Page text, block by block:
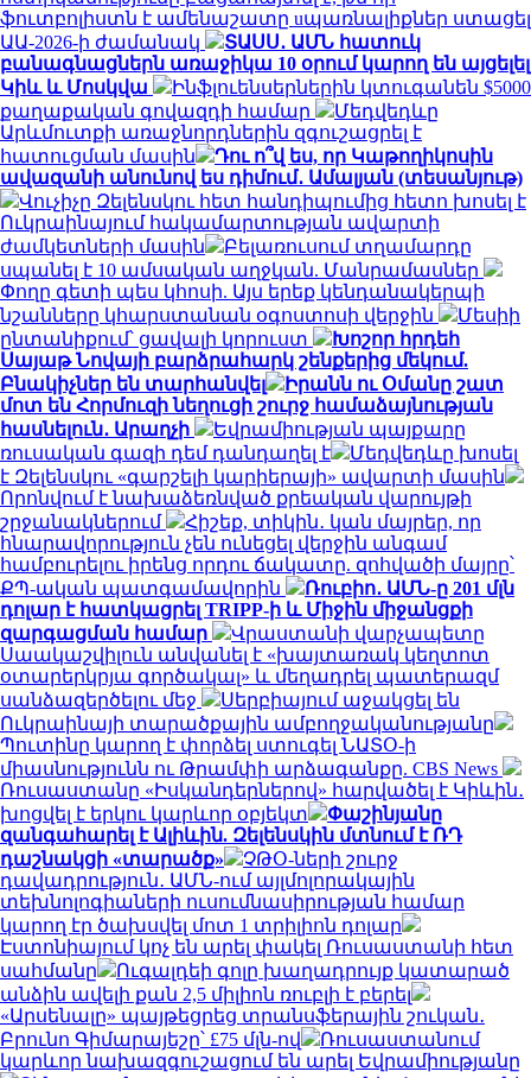
ֆուտբոլիստն է ամենաշատը uպառնալիքներ ստացել
ԱԱ-2026-ի ժամանակ
ՏԱՍՍ․ ԱՄՆ հատուկ
բանագնացներն առաջիկա 10 օրում կարող են այցելել
Կիև և Մոսկվա
Ինֆլուենսերներին կտուգանեն $5000
քաղաքական գովազդի համար
Մեդվեդևը
Արևմուտքի առաջնորդներին զգուշացրել է
հատուցման մասին
Դու ո՞վ ես, որ Կաթողիկոսին
ավազանի անունով ես դիմում․ Ամալյան (տեսանյութ)
Վուչիչը Զելենսկու հետ հանդիպումից հետո խոսել է
Ուկրաինայում հակամարտության ավարտի
ժամկետների մասին
Բելառուսում տղամարդը
սպանել է 10 ամսական աղջկան. Մանրամասներ
Փողը գետի պես կհոսի. Այս երեք կենդանակերպի
նշանները կհարստանան օգոստոսի վերջին
Մեսիի
ընտանիքում՝ ցավալի կորուստ
Խոշոր հրդեհ
Սայաթ Նովայի բարձրահարկ շենքերից մեկում.
Բնակիչներ են տարհանվել
Իրանն ու Օմանը շատ
մոտ են Հորմուզի նեղուցի շուրջ համաձայնության
հասնելուն․ Արաղչի
Եվրամիության պայքարը
ռուսական գազի դեմ դանդաղել է
Մեդվեդևը խոսել
է Զելենսկու «գարշելի կարիերայի» ավարտի մասին
Որոնվում է նախաձեռնված քրեական վարույթի
շրջանակներում
Հիշեք, տիկին․ կան մայրեր, որ
հնարավորություն չեն ունեցել վերջին անգամ
համբուրելու իրենց որդու ճակատը. զոհվածի մայրը՝
ՔՊ-ական պատգամավորին
Ռուբիո․ ԱՄՆ-ը 201 մլն
դոլար է հատկացրել TRIPP-ի և Միջին միջանցքի
զարգացման համար
Վրաստանի վարչապետը
Սաակաշվիլուն անվանել է «խայտառակ կեղտոտ
օտարերկրյա գործակալ» և մեղադրել պատերազմ
սանձազերծելու մեջ
Սերբիայում աջակցել են
Ուկրաինայի տարածքային ամբողջականությանը
Պուտինը կարող է փորձել ստուգել ՆԱՏՕ-ի
միասնությունն ու Թրամփի արձագանքը. CBS News
Ռուսաստանը «Իսկանդերներով» հարվածել է Կիևին․
խոցվել է երկու կարևոր օբյեկտ
Փաշինյանը
զանգահարել է Ալիևին. Զելենսկին մտնում է ՌԴ
դաշնակցի «տարածք»
ՉԹՕ-ների շուրջ
դավադրություն․ ԱՄՆ-ում այլմոլորակային
տեխնոլոգիաների ուսումնասիրության համար
կարող էր ծախսվել մոտ 1 տրիլիոն դոլար
Էստոնիայում կոչ են արել փակել Ռուսաստանի հետ
սահմանը
Ուգալդեի գոլը խաղադրույք կատարած
անձին ավելի քան 2,5 միլիոն ռուբլի է բերել
«Արսենալը» պայթեցրեց տրանսֆերային շուկան․
Բրունո Գիմարայեշը՝ £75 մլն-ով
Ռուսաստանում
կարևոր նախազգուշացում են արել Եվրամիությանը